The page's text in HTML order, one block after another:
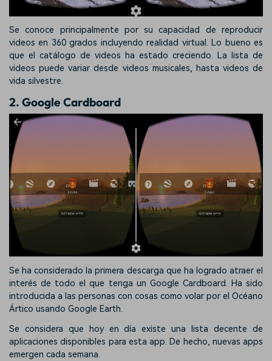
Se conoce principalmente por su capacidad de reproducir
videos en 360 grados incluyendo realidad virtual. Lo bueno es
que el catálogo de videos ha estado creciendo. La lista de
videos puede variar desde videos musicales, hasta videos de
vida silvestre.
2. Google Cardboard
Se ha considerado la primera descarga que ha logrado atraer el
interés de todo el que tenga un Google Cardboard. Ha sido
introducida a las personas con cosas como volar por el Océano
Ártico usando Google Earth.
Se considera que hoy en día existe una lista decente de
aplicaciones disponibles para esta app. De hecho, nuevas apps
emergen cada semana.